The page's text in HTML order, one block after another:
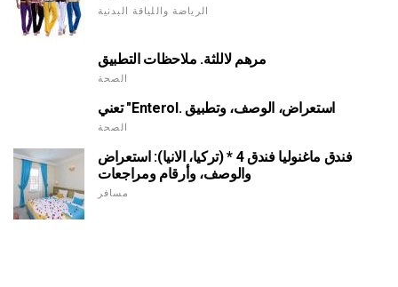
الرياضة واللياقة البدنية
مرهم لاللثة. ملاحظات التطبيق
الصحة
تعني "Enterol. استعراض، الوصف، وتطبيق
الصحة
فندق ماغنوليا فندق 4 * (تركيا، الانيا): استعراض
والوصف، وأرقام ومراجعات
مسافر